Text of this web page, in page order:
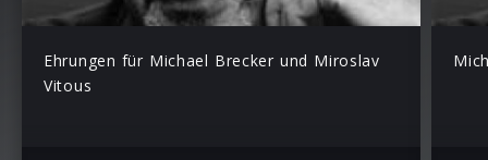
Ehrungen für Michael Brecker und Miroslav
Vitous